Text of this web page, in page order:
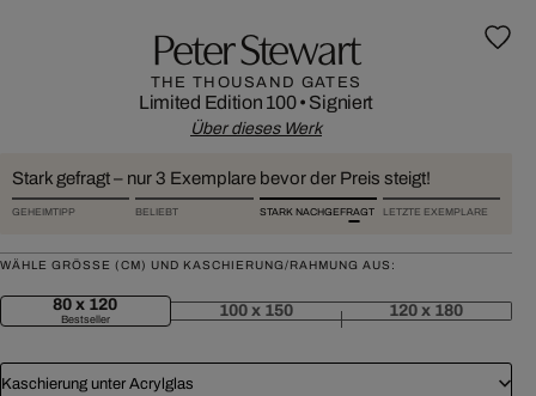
Peter Stewart
THE THOUSAND GATES
Limited Edition 100• Signiert
Über dieses Werk
Stark gefragt – nur 3 Exemplare bevor der Preis steigt!
GEHEIMTIPP BELIEBT STARK NACHGEFRAGT LETZTE EXEMPLARE
WÄHLE GRÖSSE (CM) UND KASCHIERUNG/RAHMUNG AUS:
80 x 120
Bestseller 100 x 150 120 x 180
Kaschierung unter Acrylglas